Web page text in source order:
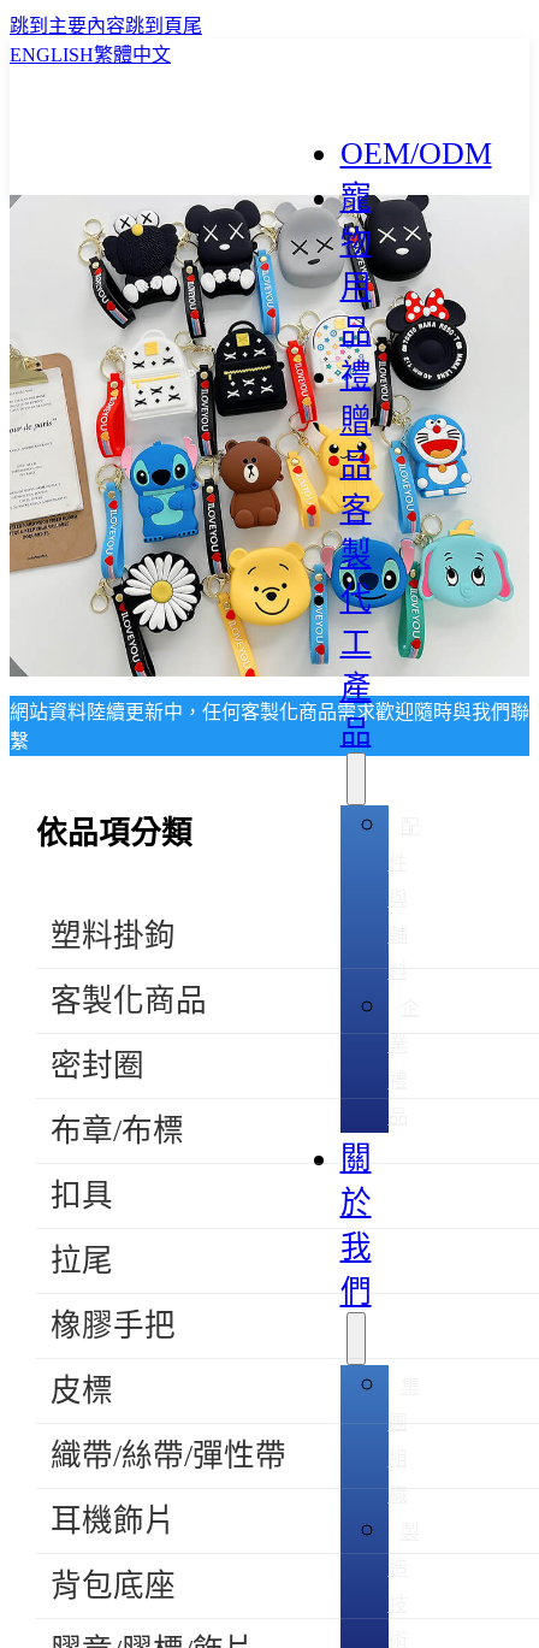
跳到主要內容跳到頁尾
ENGLISH繁體中文
OEM/ODM
寵
物
用
品
禮
贈
品
客
製
代
工
產
品
料
關
於
我
們
團
織
網站資料陸續更新中，任何客製化商品需求歡迎隨時與我們聯
繫
依品項分類
塑料掛鉤
客製化商品
密封圈
布章/布標
扣具
拉尾
橡膠手把
皮標
織帶/絲帶/彈性帶
耳機飾片
背包底座